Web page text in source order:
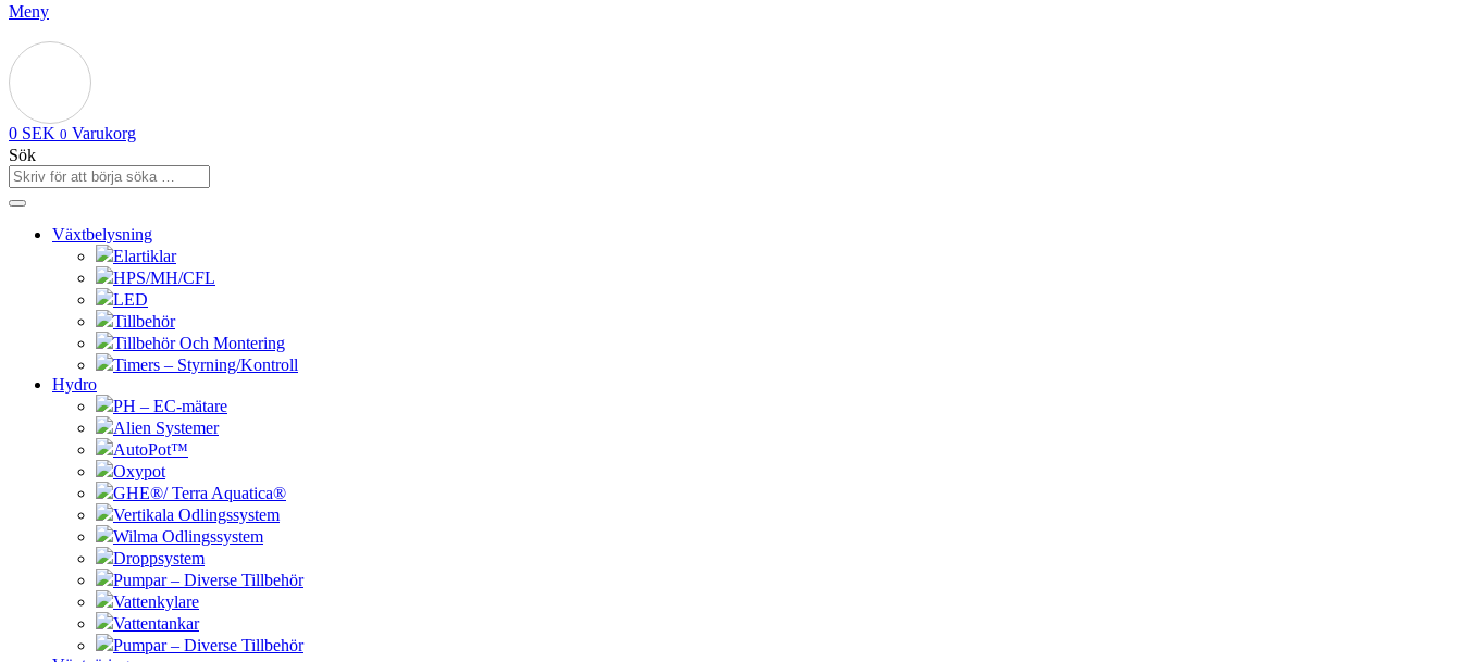
Meny
0 SEK 0 Varukorg
Sök
Växtbelysning
Elartiklar
HPS/MH/CFL
LED
Tillbehör
Tillbehör Och Montering
Timers – Styrning/Kontroll
Hydro
PH – EC-mätare
Alien Systemer
AutoPot™
Oxypot
GHE®/ Terra Aquatica®
Vertikala Odlingssystem
Wilma Odlingssystem
Droppsystem
Pumpar – Diverse Tillbehör
Vattenkylare
Vattentankar
Pumpar – Diverse Tillbehör